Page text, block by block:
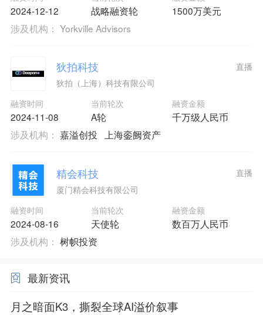
2024-12-12 战略融资轮 1500万美元
涉及机构： Yorkville Advisors
狄拍科技
狄拍（上海）科技有限公司
融资时间
2024-11-08
当前轮次
A轮
融资金额
千万级人民币
直播
涉及机构： 嘉溢创投 上海銮阙资产
精会科技
厦门精会科技有限公司
融资时间
2024-08-16
当前轮次
天使轮
融资金额
数百万人民币
直播
涉及机构： 树帜投资
最新资讯
月之暗面K3，撕裂全球AI溢价叙事